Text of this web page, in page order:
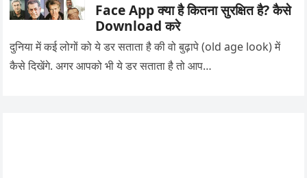
Face App क्या है कितना सुरक्षित है? कैसे
Download करे
दुनिया में कई लोगों को ये डर सताता है की वो बुढ़ापे (old age look) में
कैसे दिखेंगे. अगर आपको भी ये डर सताता है तो आप…